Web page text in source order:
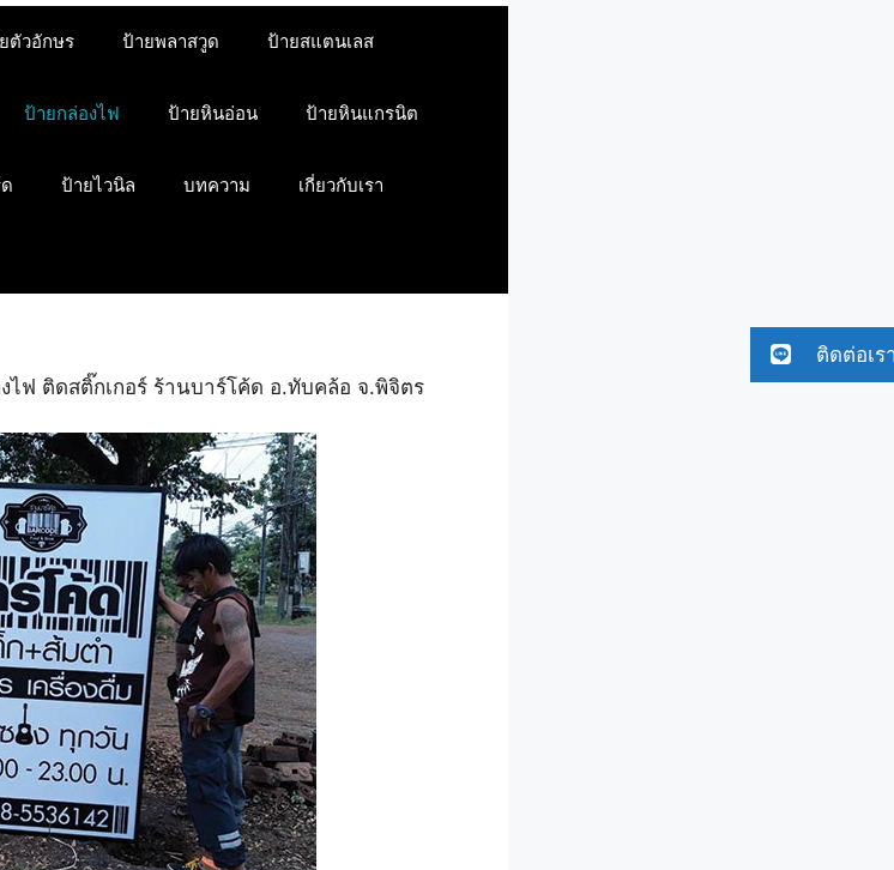
ตัวอักษร ป้ายพลาสวูด ป้ายสแตนเลส
ป้ายกล่องไฟ ป้ายหินอ่อน ป้ายหินแกรนิต
ป้ายไวนิล บทความ เกี่ยวกับเรา
ไฟ ติดสติ๊กเกอร์ ร้านบาร์โค้ด อ.ทับคล้อ จ.พิจิตร
ติดต่อเร